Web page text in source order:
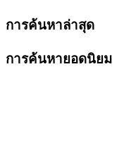
การค้นหาล่าสุด
การค้นหายอดนิยม